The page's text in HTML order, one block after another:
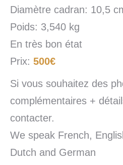
Diamètre cadran: 10,5
Poids: 3,540 kg
En très bon état
Prix: 500€
Si vous souhaitez des
complémentaires +
contacter.
We speak French,
Dutch and German